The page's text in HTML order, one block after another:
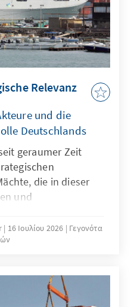
Relevanz
und die
Deutschlands
geraumer Zeit
die in dieser
und
Wettstreites
kleinen
Lage an
zwischen dem
von Aden haben
16 Ιουλίου 2026
Γεγονότα